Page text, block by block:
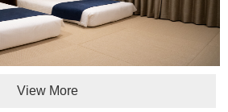
View More